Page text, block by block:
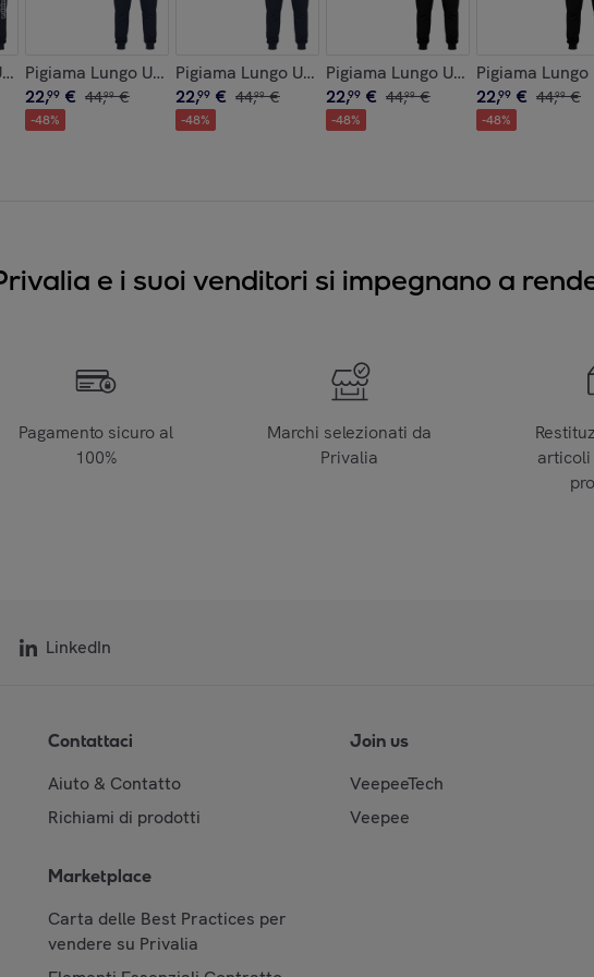
Interlock
KAPPA Caldo Cotone Interlock
Pigiama Lungo Uomo KAPPA Caldo Cotone Interlock
22,99 € 44,99 €
-48%
Pigiama Lungo Uomo KAPPA Caldo Cotone Interlock
22,99 € 44,99 €
-48%
Pigiama Lungo Uomo KAPPA
22,99 € 44,99 €
-48%
Pigiama
22,99 € 44,99 €
-48%
e i suoi venditori si impegnano a
Pagamento sicuro al
100%
Marchi selezionati da
Privalia
articoli
LinkedIn
Contattaci
Aiuto & Contatto
Richiami di prodotti
Marketplace
Carta delle Best Practices per
vendere su Privalia
Join us
VeepeeTech
Veepee